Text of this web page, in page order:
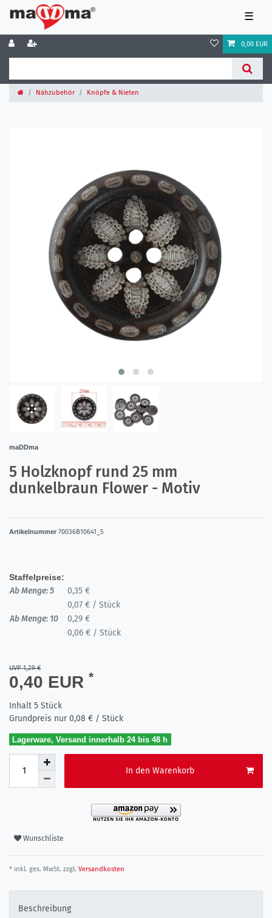
☰
0,00 EUR
Nähzubehör Knöpfe & Nieten
maDDma
5 Holzknopf rund 25 mm
dunkelbraun Flower - Motiv
Artikelnummer 70036B10641_5
Staffelpreise:
Ab Menge: 5
0,35 €
0,07 € / Stück
Ab Menge: 10
0,29 €
0,06 € / Stück
UVP 1,29 €
0,40 EUR *
Inhalt 5 Stück
Grundpreis nur0,08 € / Stück
Lagerware, Versand innerhalb 24 bis 48 h
In den Warenkorb
Wunschliste
* inkl. ges. MwSt. zzgl. Versandkosten
Beschreibung